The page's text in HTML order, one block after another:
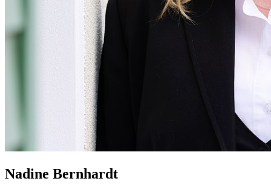
Nadine Bernhardt